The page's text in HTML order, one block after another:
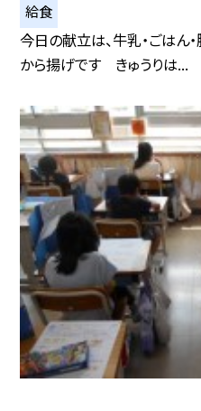
給食
今日の献立は、牛乳・ごはん
から揚げです きゅうりは...